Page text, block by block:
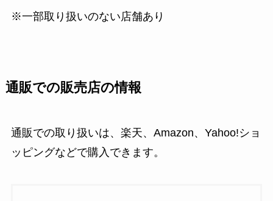
※一部取り扱いのない店舗あり
通販での販売店の情報
通販での取り扱いは、楽天、Amazon、Yahoo!ショ
ッピングなどで購入できます。